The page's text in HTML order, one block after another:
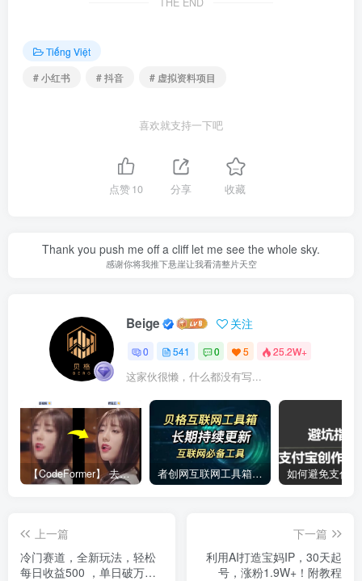
Tiếng Việt
# 小红书
# 抖音 # 虚拟资料项目
喜欢就支持一下吧
点赞10 分享 收藏
Thank you push me off a cliff let me see the whole sky.
感谢你将我推下悬崖让我看清整片天空
Beige 关注
0 541 0 5 25.2W+
这家伙很懒，什么都没有写...
【CodeFormer】 去马赛克神器 者创网互联网工具箱合集
上一篇
冷门赛道，全新玩法，轻松
每日收益500 ，单日破万播
下一篇
利用AI打造宝妈IP，30天起
号，涨粉1.9W+！附教程